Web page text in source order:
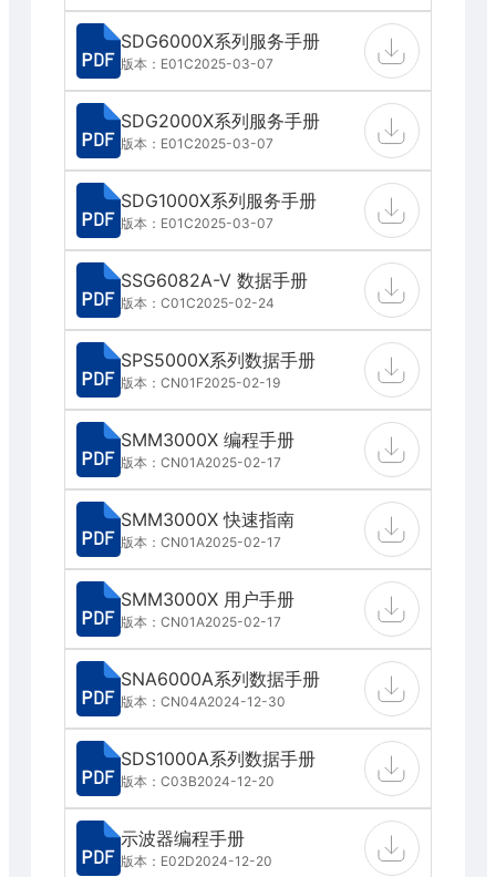
SDG6000X系列服务手册
版本：E01C2025-03-07
SDG2000X系列服务手册
版本：E01C2025-03-07
SDG1000X系列服务手册
版本：E01C2025-03-07
SSG6082A-V 数据手册
版本：C01C2025-02-24
SPS5000X系列数据手册
版本：CN01F2025-02-19
SMM3000X 编程手册
版本：CN01A2025-02-17
SMM3000X 快速指南
版本：CN01A2025-02-17
SMM3000X 用户手册
版本：CN01A2025-02-17
SNA6000A系列数据手册
版本：CN04A2024-12-30
SDS1000A系列数据手册
版本：C03B2024-12-20
示波器编程手册
版本：E02D2024-12-20